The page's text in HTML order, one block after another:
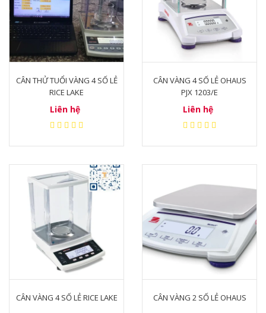
khối lượng của vật cần đo.
Hệ thống cân điện tử: Hệ thống cân điện tử
bao gồm cảm biến trọng lượng, bộ phận xử
lý tín hiệu và màn hình hiển thị.
CÂN THỬ TUỔI VÀNG 4 SỐ LẺ
RICE LAKE
Liên hệ
CÂN VÀNG 4 SỐ LẺ OHAUS
PJX 1203/E
Liên hệ
CÂN VÀNG 4 SỐ LẺ RICE LAKE CÂN VÀNG 2 SỐ LẺ OHAUS